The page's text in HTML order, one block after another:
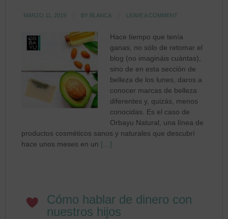
MARZO 11, 2019 BY BLANCA LEAVE A COMMENT
Hace tiempo que tenía
ganas, no sólo de retomar el
blog (no imagináis cuántas),
sino de en esta sección de
belleza de los lunes, daros a
conocer marcas de belleza
diferentes y, quizás, menos
conocidas. Es el caso de
Orbayu Natural, una línea de
productos cosméticos sanos y naturales que descubrí
hace unos meses en un […]
Cómo hablar de dinero con
nuestros hijos